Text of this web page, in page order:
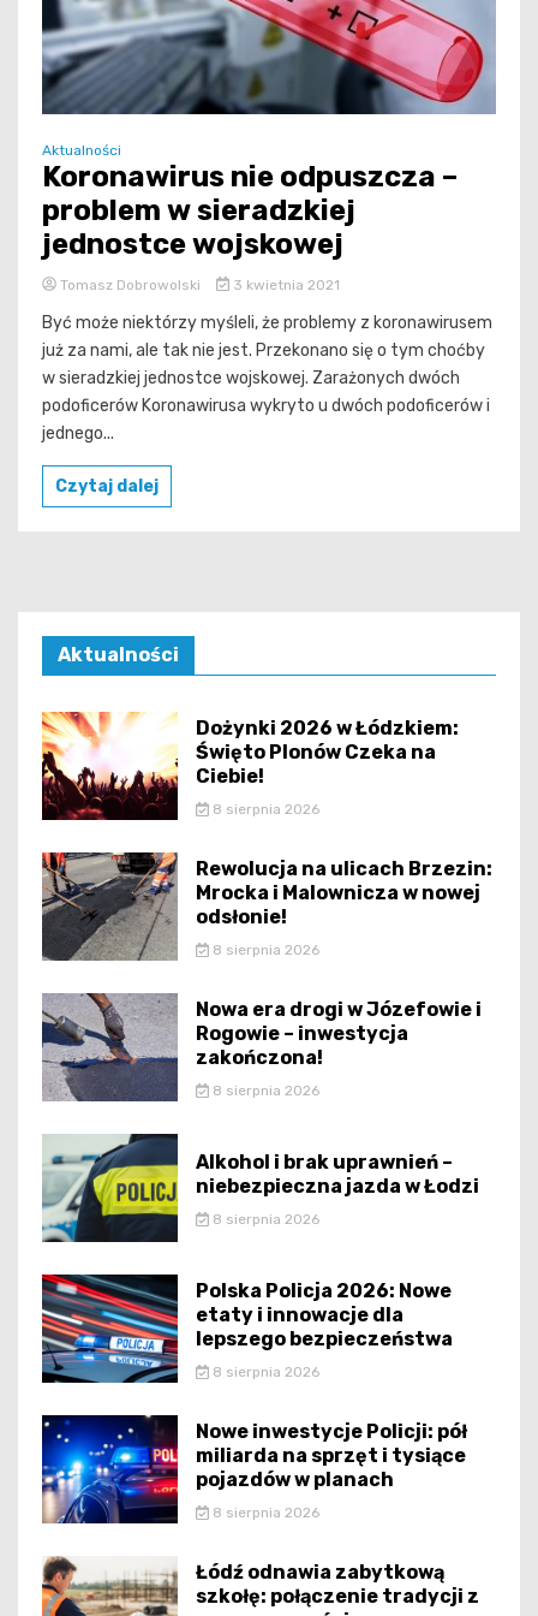
Aktualności
Koronawirus nie odpuszcza –
problem w sieradzkiej
jednostce wojskowej
Tomasz Dobrowolski 3 kwietnia 2021
Być może niektórzy myśleli, że problemy z koronawirusem
już za nami, ale tak nie jest. Przekonano się o tym choćby
w sieradzkiej jednostce wojskowej. Zarażonych dwóch
podoficerów Koronawirusa wykryto u dwóch podoficerów i
jednego...
Czytaj dalej
Aktualności
Dożynki 2026 w Łódzkiem:
Święto Plonów Czeka na
Ciebie!
8 sierpnia 2026
Rewolucja na ulicach Brzezin:
Mrocka i Malownicza w nowej
odsłonie!
8 sierpnia 2026
Nowa era drogi w Józefowie i
Rogowie – inwestycja
zakończona!
8 sierpnia 2026
Alkohol i brak uprawnień –
niebezpieczna jazda w Łodzi
8 sierpnia 2026
Polska Policja 2026: Nowe
etaty i innowacje dla
lepszego bezpieczeństwa
8 sierpnia 2026
Nowe inwestycje Policji: pół
miliarda na sprzęt i tysiące
pojazdów w planach
8 sierpnia 2026
Łódź odnawia zabytkową
szkołę: połączenie tradycji z